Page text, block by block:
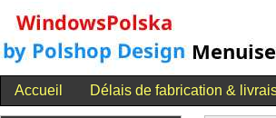
Accueil Délais de fabrication &